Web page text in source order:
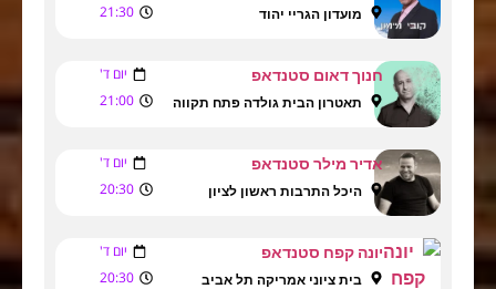
מועדון הגריי יהוד 21:30
חנוך דאום סטנדאפ יום ד'
תאטרון הבית גולדה פתח תקווה 21:00
אדיר מילר סטנדאפ יום ד'
היכל התרבות ראשון לציון 20:30
יונה קפח סטנדאפ יום ד'
בית ציוני אמריקה תל אביב 20:30